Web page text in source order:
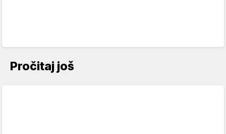
Pročitaj još